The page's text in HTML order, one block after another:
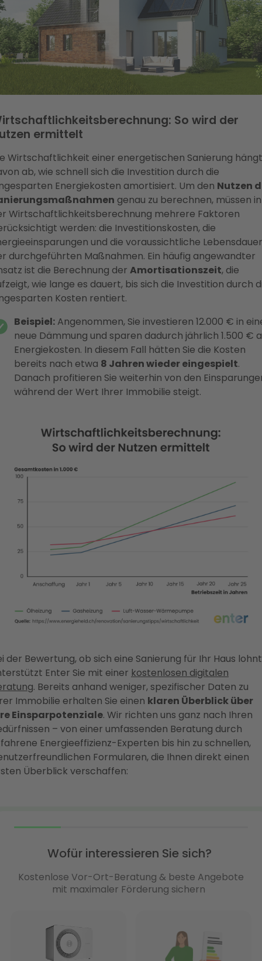
So wird der
ermittelt
Wirtschaftlichkeit einer energetischen Sanierung hängt
ab, wie schnell sich die Investition durch die
Energiekosten amortisiert. Um den Nutzen
genau zu berechnen, müssen in
Wirtschaftlichkeitsberechnung mehrere Faktoren
werden: die Investitionskosten, die
und die voraussichtliche Lebensdauer
durchgeführten Maßnahmen. Ein häufig angewandter
ist die Berechnung der Amortisationszeit, die
wie lange es dauert, bis sich die Investition durch
Kosten rentiert.
Beispiel: Angenommen, Sie investieren 12.000 € in
neue Dämmung und sparen dadurch jährlich 1.500 €
Energiekosten. In diesem Fall hätten Sie die Kosten
bereits nach etwa 8 Jahren wieder eingespielt.
Danach profitieren Sie weiterhin von den
während der Wert Ihrer Immobilie steigt.
der Bewertung, ob sich eine Sanierung für Ihr Haus
Enter Sie mit einer kostenlosen digitalen
. Bereits anhand weniger, spezifischer Daten zu
Immobilie erhalten Sie einen klaren Überblick über
Einsparpotenziale. Wir richten uns ganz nach Ihren
– von einer umfassenden Beratung durch
Energieeffizienz-Experten bis hin zu schnellen,
Formularen, die Ihnen direkt einen
Überblick verschaffen: